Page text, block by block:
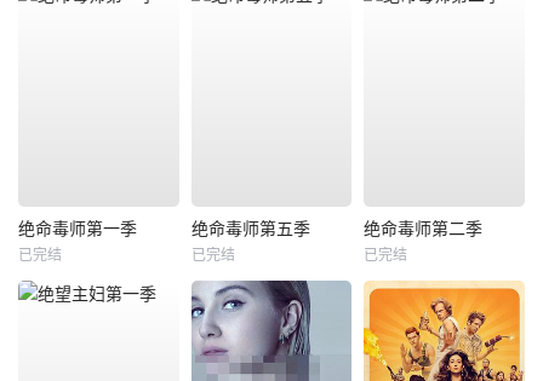
绝命毒师第一季
已完结
绝命毒师第五季
已完结
绝命毒师第二季
已完结